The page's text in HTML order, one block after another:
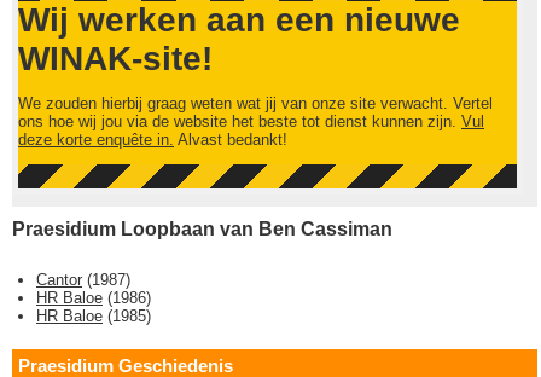
Wij werken aan een nieuwe
WINAK-site!
We zouden hierbij graag weten wat jij van onze site verwacht. Vertel
ons hoe wij jou via de website het beste tot dienst kunnen zijn. Vul
deze korte enquête in. Alvast bedankt!
Praesidium Loopbaan van Ben Cassiman
Cantor (1987)
HR Baloe (1986)
HR Baloe (1985)
Praesidium Geschiedenis